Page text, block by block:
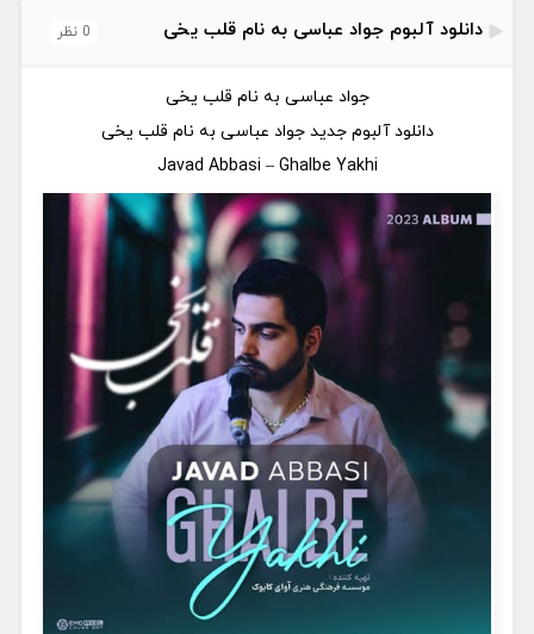
دانلود آلبوم جواد عباسی به نام قلب یخی 0 نظر
جواد عباسی به نام قلب یخی
دانلود آلبوم جدید جواد عباسی به نام قلب یخی
Javad Abbasi – Ghalbe Yakhi